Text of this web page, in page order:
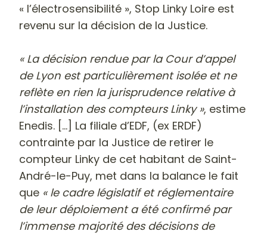
« l’électrosensibilité », Stop Linky Loire est
revenu sur la décision de la Justice.
« La décision rendue par la Cour d’appel
de Lyon est particulièrement isolée et ne
reflète en rien la jurisprudence relative à
l’installation des compteurs Linky », estime
Enedis. [...] La filiale d’EDF, (ex ERDF)
contrainte par la Justice de retirer le
compteur Linky de cet habitant de Saint-
André-le-Puy, met dans la balance le fait
que « le cadre législatif et réglementaire
de leur déploiement a été confirmé par
l’immense majorité des décisions de